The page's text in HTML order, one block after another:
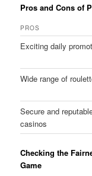
Pros and Cons of
PROS
Exciting daily
Wide range of
Secure and
casinos
Checking the
Game